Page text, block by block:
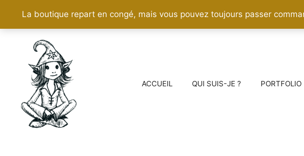
La boutique repart en congé, mais vous pouvez toujours passer
ACCUEIL QUI SUIS-JE ? PORTFOLIO